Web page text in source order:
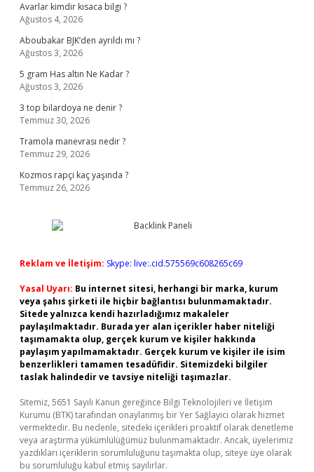
Avarlar kimdir kısaca bilgi ?
Ağustos 4, 2026
Aboubakar BJK’den ayrıldı mı ?
Ağustos 3, 2026
5 gram Has altın Ne Kadar ?
Ağustos 3, 2026
3 top bilardoya ne denir ?
Temmuz 30, 2026
Tramola manevrası nedir ?
Temmuz 29, 2026
Kozmos rapçi kaç yaşında ?
Temmuz 26, 2026
Reklam ve İletişim: Skype: live:.cid.575569c608265c69
Yasal Uyarı: Bu internet sitesi, herhangi bir marka, kurum
veya şahıs şirketi ile hiçbir bağlantısı bulunmamaktadır.
Sitede yalnızca kendi hazırladığımız makaleler
paylaşılmaktadır. Burada yer alan içerikler haber niteliği
taşımamakta olup, gerçek kurum ve kişiler hakkında
paylaşım yapılmamaktadır. Gerçek kurum ve kişiler ile isim
benzerlikleri tamamen tesadüfidir. Sitemizdeki bilgiler
taslak halindedir ve tavsiye niteliği taşımazlar.
Sitemiz, 5651 Sayılı Kanun gereğince Bilgi Teknolojileri ve İletişim
Kurumu (BTK) tarafından onaylanmış bir Yer Sağlayıcı olarak hizmet
vermektedir. Bu nedenle, sitedeki içerikleri proaktif olarak denetleme
veya araştırma yükümlülüğümüz bulunmamaktadır. Ancak, üyelerimiz
yazdıkları içeriklerin sorumluluğunu taşımakta olup, siteye üye olarak
bu sorumluluğu kabul etmiş sayılırlar.